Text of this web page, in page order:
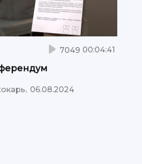
7049 00:04:41
, 06.08.2024